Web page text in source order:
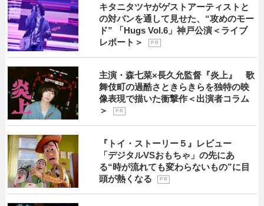
キタニタツヤがゲストアーティストと
の対バンを通して見せた、“攻めのモー
ド” 「Hugs Vol.6」神戸公演＜ライブ
レポート＞
P R
主演・森七菜×長久允監督『炎上』 歌
舞伎町の過酷さときらきらを独特の映
像表現で描いた衝撃作＜出演者コラム
＞
P R
『トイ・ストーリー５』レビュー
「デジタルVSおもちゃ」の先にあ
る“時が流れても変わらないもの”に目
頭が熱くなる
P R